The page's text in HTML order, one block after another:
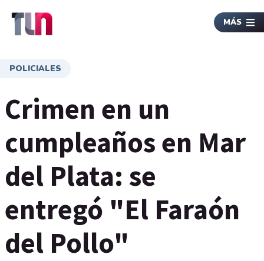
MÁS
POLICIALES
Crimen en un
cumpleaños en Mar
del Plata: se
entregó "El Faraón
del Pollo"